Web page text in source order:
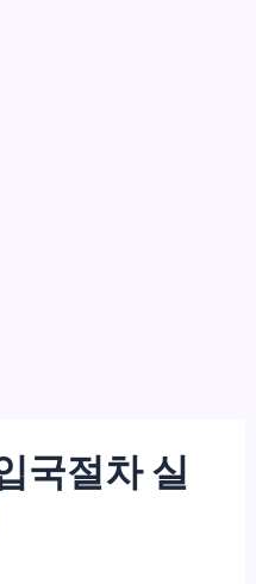
국절차 실